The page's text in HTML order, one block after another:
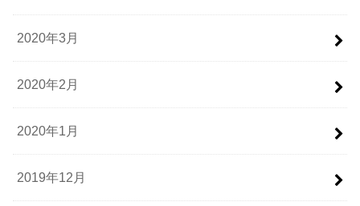
2020年3月
2020年2月
2020年1月
2019年12月